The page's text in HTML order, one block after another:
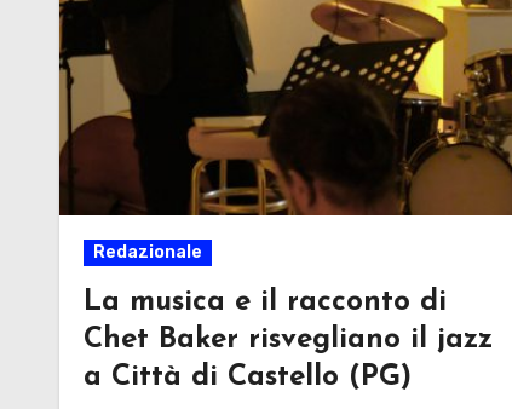
Redazionale
La musica e il racconto di
Chet Baker risvegliano il jazz
a Città di Castello (PG)